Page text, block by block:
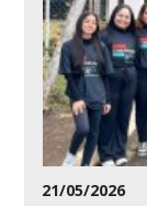
21/05/2026